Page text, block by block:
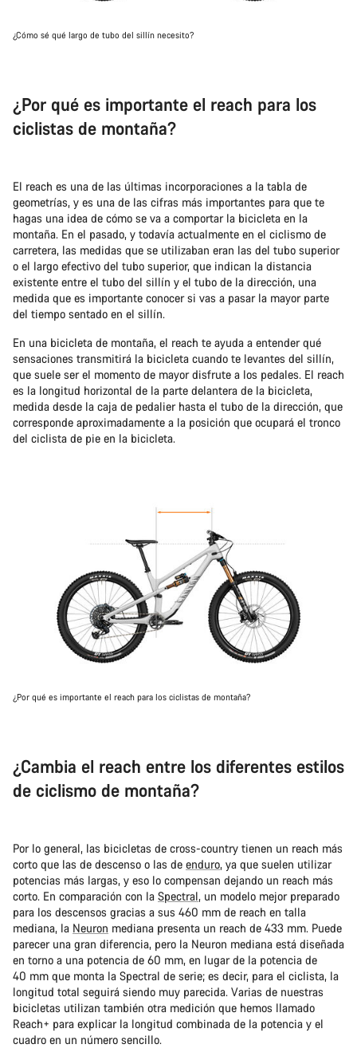
¿Cómo sé qué largo de tubo del sillín necesito?
¿Por qué es importante el reach para los
ciclistas de montaña?
El reach es una de las últimas incorporaciones a la tabla de
geometrías, y es una de las cifras más importantes para que te
hagas una idea de cómo se va a comportar la bicicleta en la
montaña. En el pasado, y todavía actualmente en el ciclismo de
carretera, las medidas que se utilizaban eran las del tubo superior
o el largo efectivo del tubo superior, que indican la distancia
existente entre el tubo del sillín y el tubo de la dirección, una
medida que es importante conocer si vas a pasar la mayor parte
del tiempo sentado en el sillín.
En una bicicleta de montaña, el reach te ayuda a entender qué
sensaciones transmitirá la bicicleta cuando te levantes del sillín,
que suele ser el momento de mayor disfrute a los pedales. El reach
es la longitud horizontal de la parte delantera de la bicicleta,
medida desde la caja de pedalier hasta el tubo de la dirección, que
corresponde aproximadamente a la posición que ocupará el tronco
del ciclista de pie en la bicicleta.
¿Por qué es importante el reach para los ciclistas de montaña?
¿Cambia el reach entre los diferentes estilos
de ciclismo de montaña?
Por lo general, las bicicletas de cross-country tienen un reach más
corto que las de descenso o las de enduro, ya que suelen utilizar
potencias más largas, y eso lo compensan dejando un reach más
corto. En comparación con la Spectral, un modelo mejor preparado
para los descensos gracias a sus 460 mm de reach en talla
mediana, la Neuron mediana presenta un reach de 433 mm. Puede
parecer una gran diferencia, pero la Neuron mediana está diseñada
en torno a una potencia de 60 mm, en lugar de la potencia de
40 mm que monta la Spectral de serie; es decir, para el ciclista, la
longitud total seguirá siendo muy parecida. Varias de nuestras
bicicletas utilizan también otra medición que hemos llamado
Reach+ para explicar la longitud combinada de la potencia y el
cuadro en un número sencillo.